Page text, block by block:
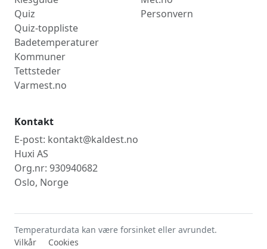
Quiz
Quiz-toppliste
Badetemperaturer
Kommuner
Tettsteder
Varmest.no
Personvern
Kontakt
E-post: kontakt@kaldest.no
Huxi AS
Org.nr: 930940682
Oslo, Norge
Temperaturdata kan være forsinket eller avrundet.
Vilkår
Cookies